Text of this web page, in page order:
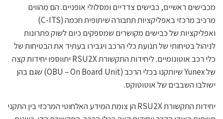
מכבישים ראשיים, כבישים צדדיים ומסלולי אופניים. הם מהווים
מרכיב מרכזי באפליקציות תחבורה שיתופית חכמה (C-ITS)
ואפליקציות של כבישים מקושרים שמספקים כיום לשוק פתרונות
לניהול בטיחותי של תנועת כלי הרכב ויגבירו בעתיד את הבטיחות של
כלי רכב אוטונומיים. ליחידות התקשורת RSU2X יתווספו יחידות קצה
של Yunex שיותקנו בכלי הרכב (OBU – On Board Unit) שגם בהן
ישולבו השבבים של אוטוטוקס.
יחידות התקשורת RSU2X הן צומת המידע האלחוטי המרכזי בין התקני